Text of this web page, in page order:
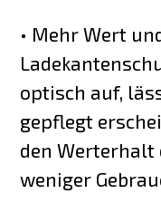
• Mehr Wert
optisch auf,
gepflegt
den Werterhalt
weniger